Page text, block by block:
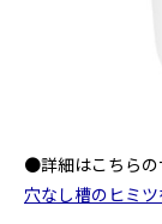
●詳細はこちら
穴なし槽のヒミ